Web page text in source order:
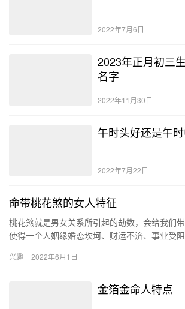
2022年7月6日
2023年正月初三
名字
2022年11月30日
午时头好还是午
2022年7月22日
命带桃花煞的女人特征
桃花煞就是男女关系所引起的劫数，会给我们带
使得一个人姻缘婚恋坎坷、财运不济、事业受
女人…
兴趣 2022年6月1日
金箔金命人特点